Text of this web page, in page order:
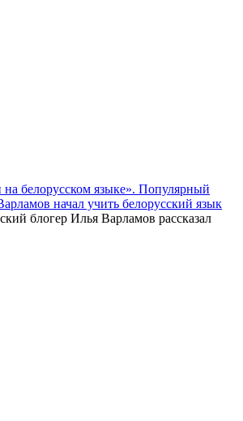
на белорусском языке». Популярный
начал учить белорусский язык
блогер Илья Варламов рассказал